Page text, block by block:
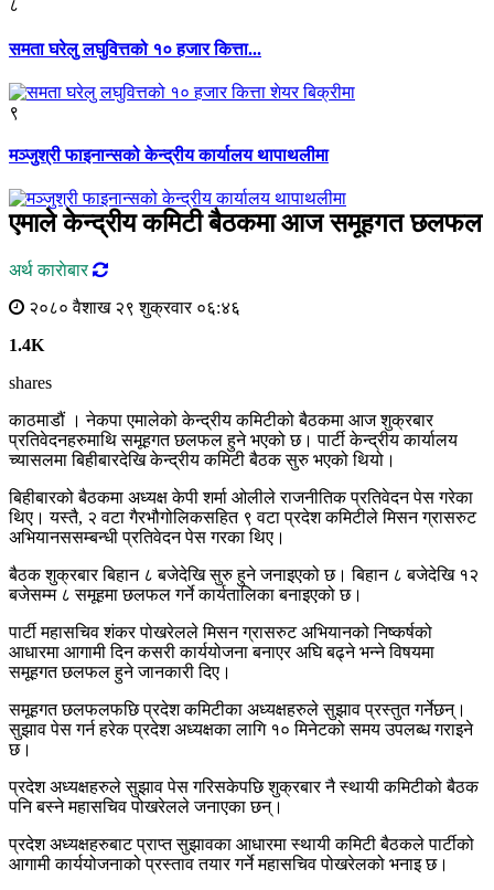
८
समता घरेलु लघुवित्तको १० हजार कित्ता...
९
मञ्जुश्री फाइनान्सको केन्द्रीय कार्यालय थापाथलीमा
एमाले केन्द्रीय कमिटी बैठकमा आज समूहगत छलफल
अर्थ काराेबार
२०८० वैशाख २९ शुक्रवार ०६:४६
1.4K
shares
काठमाडौं । नेकपा एमालेको केन्द्रीय कमिटीको बैठकमा आज शुक्रबार
प्रतिवेदनहरुमाथि समूहगत छलफल हुने भएको छ। पार्टी केन्द्रीय कार्यालय
च्यासलमा बिहीबारदेखि केन्द्रीय कमिटी बैठक सुरु भएको थियो।
बिहीबारको बैठकमा अध्यक्ष केपी शर्मा ओलीले राजनीतिक प्रतिवेदन पेस गरेका
थिए। यस्तै, २ वटा गैरभौगोलिकसहित ९ वटा प्रदेश कमिटीले मिसन ग्रासरुट
अभियानससम्बन्धी प्रतिवेदन पेस गरका थिए।
बैठक शुक्रबार बिहान ८ बजेदेखि सुरु हुने जनाइएको छ। बिहान ८ बजेदेखि १२
बजेसम्म ८ समूहमा छलफल गर्ने कार्यतालिका बनाइएको छ।
पार्टी महासचिव शंकर पोखरेलले मिसन ग्रासरुट अभियानको निष्कर्षको
आधारमा आगामी दिन कसरी कार्ययोजना बनाएर अघि बढ्ने भन्ने विषयमा
समूहगत छलफल हुने जानकारी दिए।
समूहगत छलफलफछि प्रदेश कमिटीका अध्यक्षहरुले सुझाव प्रस्तुत गर्नेछन्।
सुझाव पेस गर्न हरेक प्रदेश अध्यक्षका लागि १० मिनेटको समय उपलब्ध गराइने
छ।
प्रदेश अध्यक्षहरुले सुझाव पेस गरिसकेपछि शुक्रबार नै स्थायी कमिटीको बैठक
पनि बस्ने महासचिव पोखरेलले जनाएका छन्।
प्रदेश अध्यक्षहरुबाट प्राप्त सुझावका आधारमा स्थायी कमिटी बैठकले पार्टीको
आगामी कार्ययोजनाको प्रस्ताव तयार गर्ने महासचिव पोखरेलको भनाइ छ।